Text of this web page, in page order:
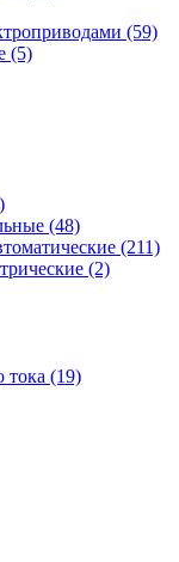
(59)
(5)
(48)
(211)
(2)
тока (19)